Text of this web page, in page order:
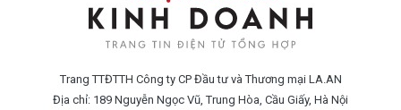
Trang TTĐTTH Công ty CP Đầu tư và Thương mại LA.AN
Địa chỉ: 189 Nguyễn Ngọc Vũ, Trung Hòa, Cầu Giấy, Hà Nội